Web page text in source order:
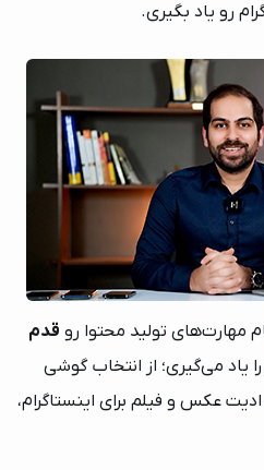
رو یاد بگیری.
مهارت‌های تولید محتوا رو قدم
را یاد می‌گیری؛ از انتخاب گوشی
عکس و فیلم برای اینستاگرام،